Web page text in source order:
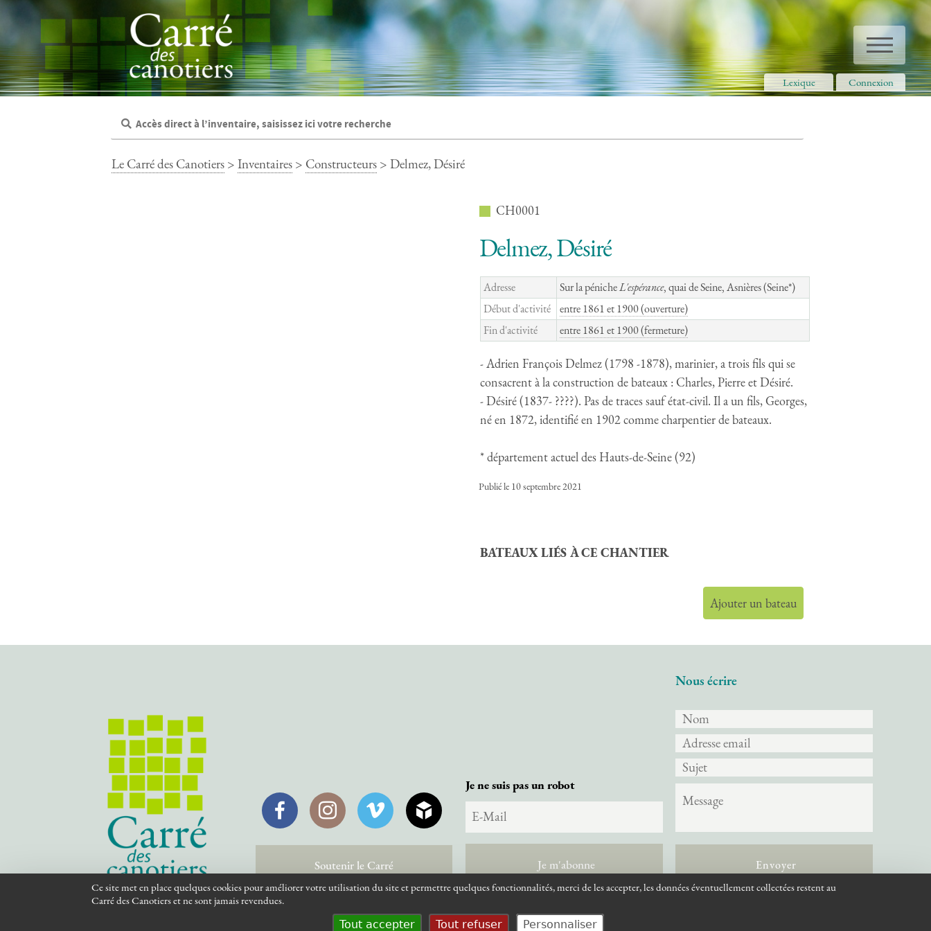
Panneau de gestion des cookies
Ce site met en place quelques cookies pour améliorer votre utilisation du site et permettre quelques fonctionnalités, merci de les accepter, les données éventuellement collectées restent au
Carré des Canotiers et ne sont jamais revendues.
Tout accepter
Tout refuser Personnaliser
Lexique Connexion
Le Carré des Canotiers >Inventaires > Constructeurs > Delmez, Désiré
CH0001
Delmez, Désiré
Adresse Sur la pénicheL'espérance, quai de Seine, Asnières (Seine*)
Début d'activité
entre 1861 et 1900 (ouverture)
Fin d'activité
entre 1861 et 1900 (fermeture)
- Adrien François Delmez (1798 -1878), marinier, a trois fils qui se
consacrent à la construction de bateaux : Charles, Pierre et Désiré.
- Désiré (1837- ????). Pas de traces sauf état-civil. Il a un fils, Georges,
né en 1872, identifié en 1902 comme charpentier de bateaux.
* département actuel des Hauts-de-Seine (92)
Publié le 10 septembre 2021
BATEAUX LIÉS À CE CHANTIER
Ajouter un bateau
Soutenir le Carré
Je ne suis pas un robot
Nous écrire
Envoyer